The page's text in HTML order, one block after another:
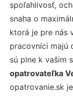
spoľahlivosť,
snaha o
ktorá je pre nás
pracovníci majú
sú plne k vašim
opatrovateľka
opatrovanie.sk